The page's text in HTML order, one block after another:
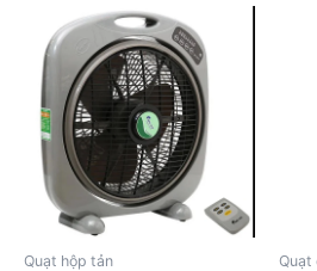
Quạt hộp tản Quạt